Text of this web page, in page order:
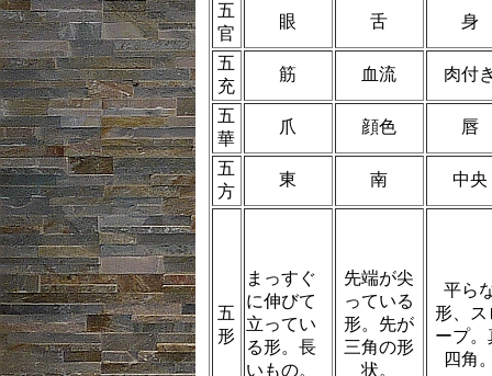
五
官
眼 舌 身
五
充
筋 血流 肉付
五
華
爪 顔色 唇
五
方
東 南 中央
五
形
まっすぐ
に伸びて
立ってい
る形。長
いもの。
先端が尖
っている
形。先が
三角の形
状。
平ら
形、ス
ープ。
四角